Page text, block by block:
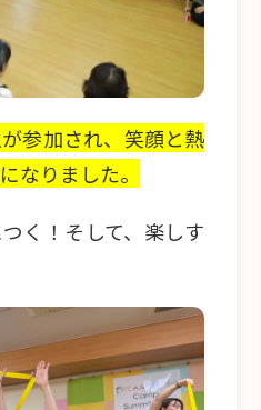
参加され、笑顔と熱
なりました。
く！そして、楽しす